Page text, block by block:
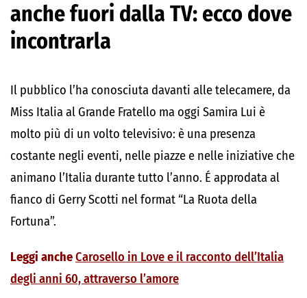
anche fuori dalla TV: ecco dove
incontrarla
Il pubblico l’ha conosciuta davanti alle telecamere, da
Miss Italia al Grande Fratello ma oggi Samira Lui è
molto più di un volto televisivo: è una presenza
costante negli eventi, nelle piazze e nelle iniziative che
animano l’Italia durante tutto l’anno. É approdata al
fianco di Gerry Scotti nel format “La Ruota della
Fortuna”.
Leggi ancheCarosello in Love e il racconto dell’Italia
degli anni 60, attraverso l’amore